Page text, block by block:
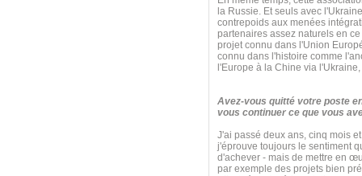
la Russie. Et seuls avec
contrepoids aux menées
partenaires assez naturels en
projet connu dans l'Union
connu dans l'histoire comme
l'Europe à la Chine via
Avez-vous quitté votre poste
vous continuer ce que vous
J'ai passé deux ans, cinq mois
j'éprouve toujours le sentiment
d'achever - mais de mettre en
par exemple des projets bien